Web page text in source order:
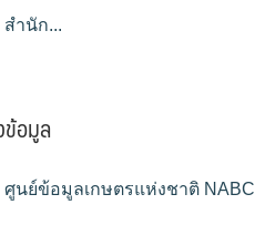
สำนัก...
ข้อมูล
ศูนย์ข้อมูลเกษตรแห่งชาติ NABC